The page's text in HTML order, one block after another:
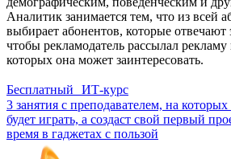
Аналитик занимается тем, что из всей
выбирает абонентов, которые
чтобы рекламодатель рассылал
которых она может заинтересовать.
Бесплатный ИТ-курс
3 занятия с преподавателем, на
будет играть, а создаст свой первый
время в гаджетах с пользой